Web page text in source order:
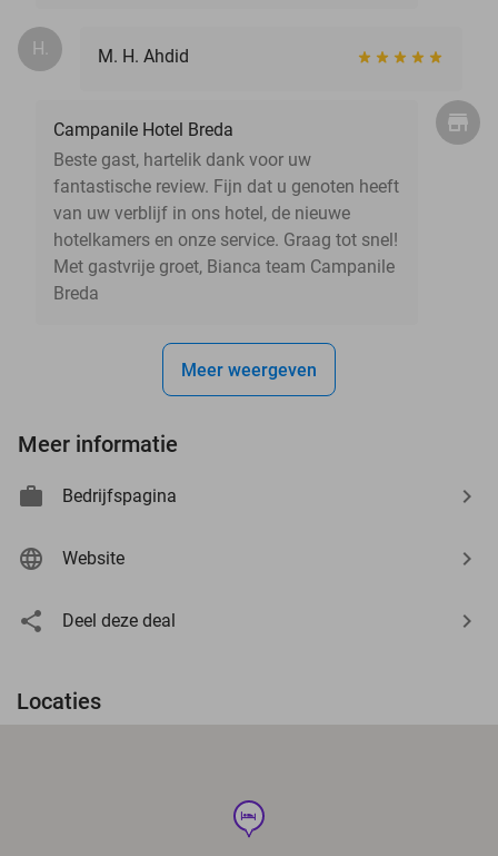
H. M. H. Ahdid
Campanile Hotel Breda
Beste gast, hartelik dank voor uw
fantastische review. Fijn dat u genoten heeft
van uw verblijf in ons hotel, de nieuwe
hotelkamers en onze service. Graag tot snel!
Met gastvrije groet, Bianca team Campanile
Breda
Meer weergeven
Meer informatie
Bedrijfspagina
Website
Deel deze deal
Locaties
hotel